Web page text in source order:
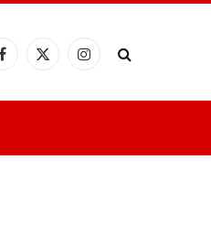
Facebook
X
Instagram